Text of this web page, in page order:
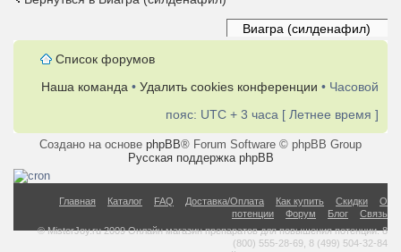
Список форумов
Наша команда • Удалить cookies конференции • Часовой
пояс: UTC + 3 часа [ Летнее время ]
Создано на основе phpBB® Forum Software © phpBB Group
Русская поддержка phpBB
Главная Каталог FAQ Доставка/Оплата Как купить Скидки
О
потенции
Форум Блог
Связь
© MisterJoy.ru 2009 Онлайн магазин препаратов для повышения потенции. 8
(800) 555-28-69, 8 (499) 504-32-84